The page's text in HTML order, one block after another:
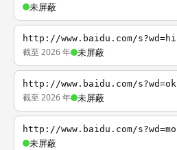
未屏蔽
http://www.baidu.com/s?wd=hi
截至 2026 年 未屏蔽
http://www.baidu.com/s?wd=ok
截至 2026 年 未屏蔽
http://www.baidu.com/s?wd=mo
未屏蔽